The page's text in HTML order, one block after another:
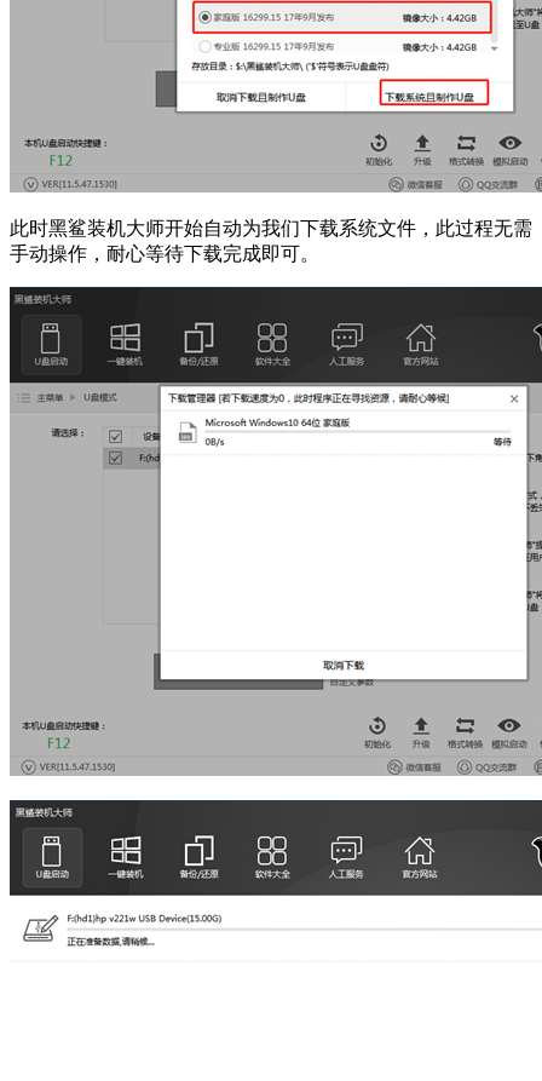
此时黑鲨装机大师开始自动为我们下载系统文件，此过程无需
手动操作，耐心等待下载完成即可。